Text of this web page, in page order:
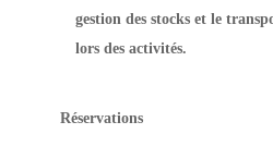
gestion des stocks et le
lors des activités.
Réservations